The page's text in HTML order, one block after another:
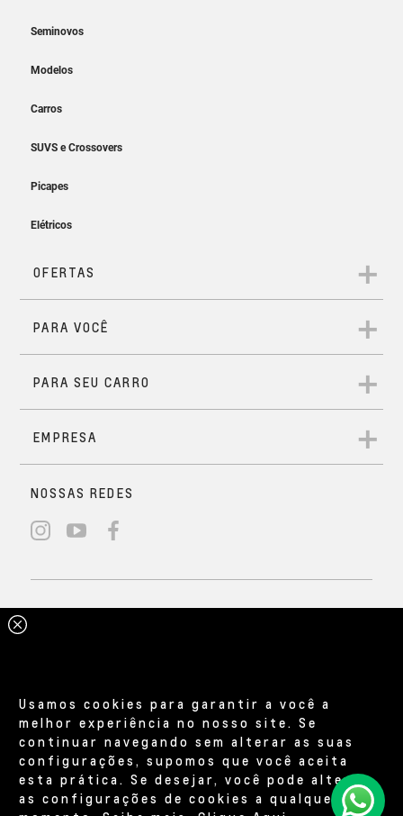
Usamos cookies para garantir a você a
melhor experiência no nosso site. Se
continuar navegando sem alterar as suas
configurações, supomos que você aceita
esta prática. Se desejar, você pode alterar
as configurações de cookies a qualquer